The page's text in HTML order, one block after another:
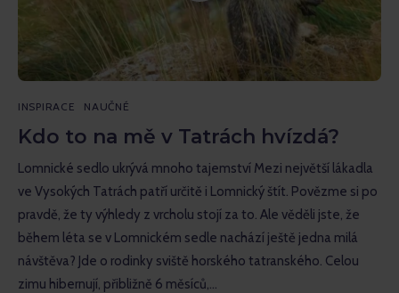
Naučné
Recenze
Gopass Reality
INSPIRACE NAUČNÉ
Kdo to na mě v Tatrách hvízdá?
Lomnické sedlo ukrývá mnoho tajemství Mezi největší lákadla
ve Vysokých Tatrách patří určitě i Lomnický štít. Povězme si po
pravdě, že ty výhledy z vrcholu stojí za to. Ale věděli jste, že
během léta se v Lomnickém sedle nachází ještě jedna milá
návštěva? Jde o rodinky sviště horského tatranského. Celou
zimu hibernují, přibližně 6 měsíců,…